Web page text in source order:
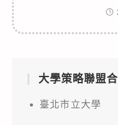
大學策略聯盟
臺北市立大學